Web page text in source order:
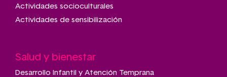
Actividades socioculturales
Actividades de sensibilización
Salud y bienestar
Desarrollo Infantil y Atención Temprana